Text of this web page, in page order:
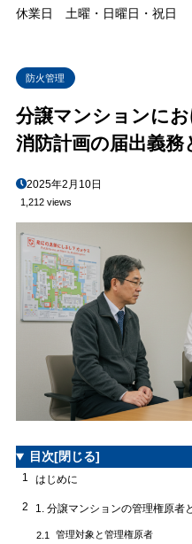
休業日 土曜・日曜日・祝日
防火管理
分譲マンションに
消防計画の届出義務
2025年2月10日
1,212 views
目次[閉じる]
1 はじめに
2 1. 分譲マンションの管理権原者
2.1 管理対象と管理権原者
合
4. まとめ
6
任！